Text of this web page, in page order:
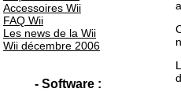
Accessoires Wii
FAQ Wii
Les news de la Wii
Wii décembre 2006
- Software :